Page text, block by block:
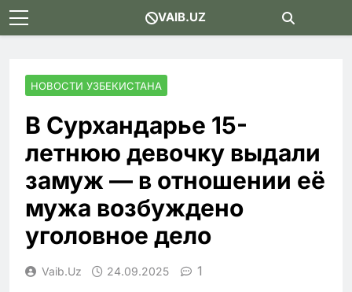
Skip
to
VAIB.UZ
НОВОСТИ УЗБЕКИСТАНА
В Сурхандарье 15-
летнюю девочку выдали
замуж — в отношении её
мужа возбуждено
уголовное дело
Vaib.uz 24.09.2025 1